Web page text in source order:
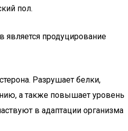
пол.
является продуцирование
Разрушает белки,
а также повышает уровень
в адаптации организма